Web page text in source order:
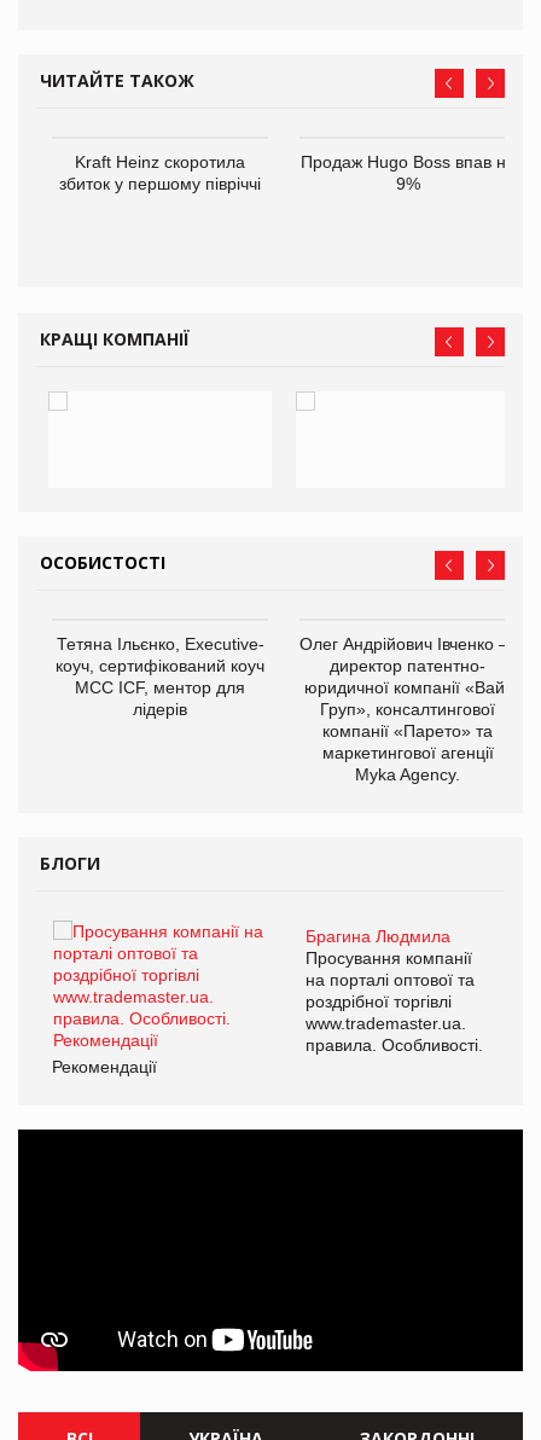
ЧИТАЙТЕ ТАКОЖ
Kraft Heinz скоротила
збиток у першому півріччі
Продаж Hugo Boss впав на
9%
КРАЩІ КОМПАНІЇ
ОСОБИСТОСТІ
Тетяна Ільєнко, Executive-
коуч, сертифікований коуч
МСС ICF, ментор для
лідерів
Олег Андрійович Івченко —
директор патентно-
юридичної компанії «Вайз
Груп», консалтингової
компанії «Парето» та
маркетингової агенції
Myka Agency.
БЛОГИ
Брагина Людмила
Просування компанії
на порталі оптової та
роздрібної торгівлі
www.trademaster.ua.
правила. Особливості.
Рекомендації